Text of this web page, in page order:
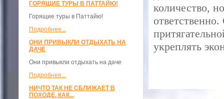
ГОРЯЩИЕ ТУРЫ В ПАТТАЙЮ!
Горящие туры в Паттайю!
Подробнее...
ОНИ ПРИВЫКЛИ ОТДЫХАТЬ НА
ДАЧЕ
Они привыкли отдыхать на даче
Подробнее...
НИЧТО ТАК НЕ СБЛИЖАЕТ В
ПОХОДЕ, КАК...
количество,
укреплять